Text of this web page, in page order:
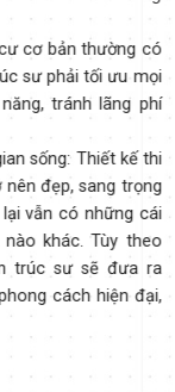
cơ bản thường có
sư phải tối ưu mọi
tránh lãng phí
sống: Thiết kế thi
đẹp, sang trọng
vẫn có những cái
khác. Tùy theo
trúc sư sẽ đưa ra
cách hiện đại,
gia chủ. Nhà thầu